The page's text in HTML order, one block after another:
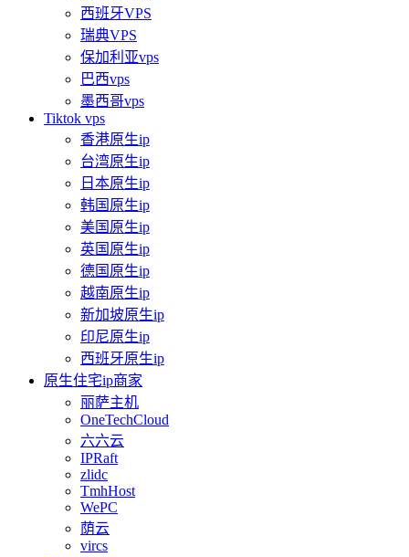
西班牙VPS
瑞典VPS
保加利亚vps
巴西vps
墨西哥vps
Tiktok vps
香港原生ip
台湾原生ip
日本原生ip
韩国原生ip
美国原生ip
英国原生ip
德国原生ip
越南原生ip
新加坡原生ip
印尼原生ip
西班牙原生ip
原生住宅ip商家
丽萨主机
OneTechCloud
六六云
IPRaft
zlidc
TmhHost
WePC
荫云
vircs